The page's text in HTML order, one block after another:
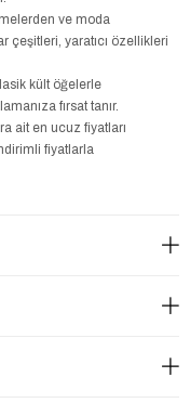
ve moda
çeşitleri, yaratıcı özellikleri
kült öğelerle
fırsat tanır.
ait en ucuz fiyatları
fiyatlarla